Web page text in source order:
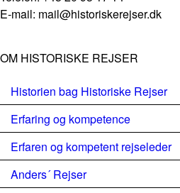
E-mail: mail@historiskerejser.dk
OM HISTORISKE REJSER
Historien bag Historiske Rejser
Erfaring og kompetence
Erfaren og kompetent rejseleder
Anders´ Rejser